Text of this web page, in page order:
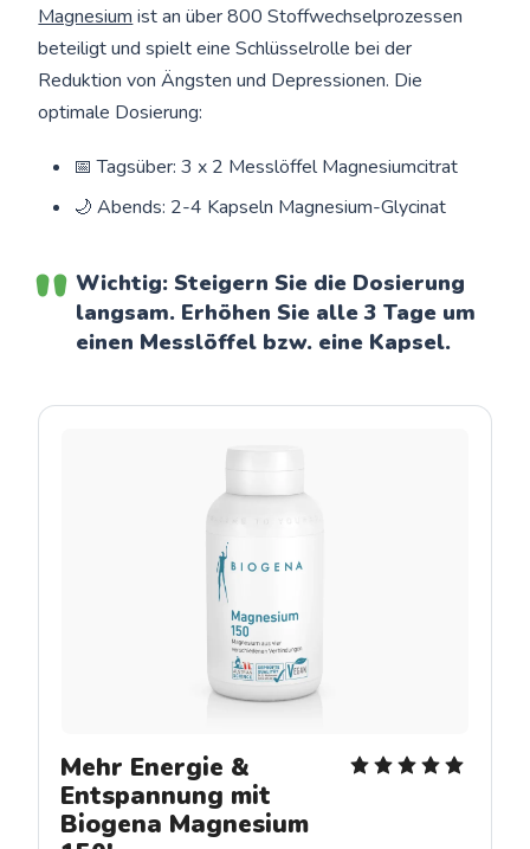
Magnesium ist an über 800 Stoffwechselprozessen
beteiligt und spielt eine Schlüsselrolle bei der
Reduktion von Ängsten und Depressionen. Die
optimale Dosierung:
📅 Tagsüber: 3 x 2 Messlöffel Magnesiumcitrat
🌙 Abends: 2-4 Kapseln Magnesium-Glycinat
Wichtig: Steigern Sie die Dosierung
langsam. Erhöhen Sie alle 3 Tage um
einen Messlöffel bzw. eine Kapsel.
Mehr Energie &
Entspannung mit
Biogena Magnesium